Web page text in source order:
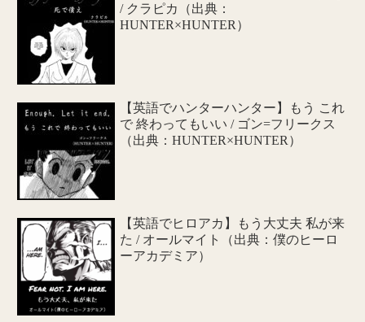
/ クラピカ（出典：
HUNTER×HUNTER）
【英語でハンターハンター】もう これ
で 終わってもいい / ゴン=フリークス
（出典：HUNTER×HUNTER）
【英語でヒロアカ】もう大丈夫 私が来
た / オールマイト（出典：僕のヒーロ
ーアカデミア）